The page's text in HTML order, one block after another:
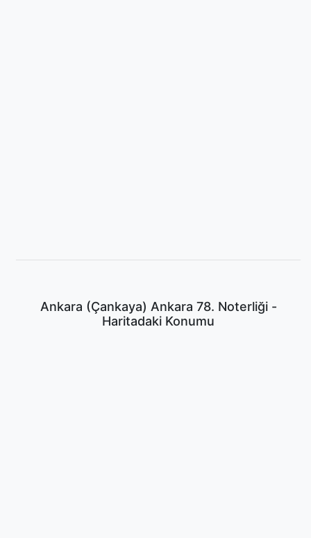
Ankara (Çankaya) Ankara 78. Noterliği -
Haritadaki Konumu